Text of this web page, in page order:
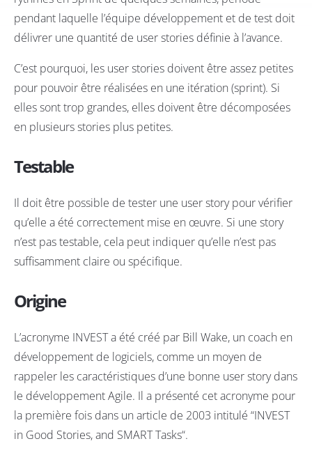
pendant laquelle l’équipe développement et de test doit
délivrer une quantité de user stories définie à l’avance.
C’est pourquoi, les user stories doivent être assez petites
pour pouvoir être réalisées en une itération (sprint). Si
elles sont trop grandes, elles doivent être décomposées
en plusieurs stories plus petites.
Testable
Il doit être possible de tester une user story pour vérifier
qu’elle a été correctement mise en œuvre. Si une story
n’est pas testable, cela peut indiquer qu’elle n’est pas
suffisamment claire ou spécifique.
Origine
L’acronyme INVEST a été créé par Bill Wake, un coach en
développement de logiciels, comme un moyen de
rappeler les caractéristiques d’une bonne user story dans
le développement Agile. Il a présenté cet acronyme pour
la première fois dans un article de 2003 intitulé “INVEST
in Good Stories, and SMART Tasks“.